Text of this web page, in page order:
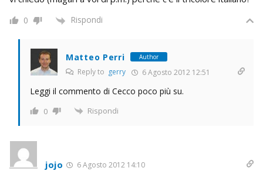
0 Rispondi
Matteo Perri Author
Reply to gerry 6 Agosto 2012 12:51
Leggi il commento di Cecco poco più su.
0 Rispondi
jojo 6 Agosto 2012 14:10